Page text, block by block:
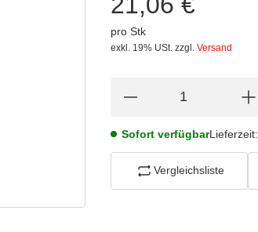
pro Stk
exkl. 19% USt. zzgl. Versand
Sofort verfügbarLieferzeit:
Vergleichsliste